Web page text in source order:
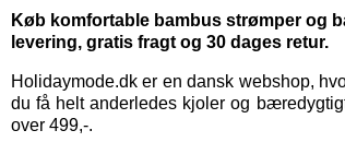
Køb komfortable bambus strømper og
levering, gratis fragt og 30 dages retur.
Holidaymode.dk er en dansk webshop,
du få helt anderledes kjoler og
over 499,-.